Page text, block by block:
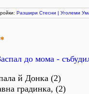
Разшири Стесни | Уголеми
до мома -
й Донка (2)
градинка, (2)